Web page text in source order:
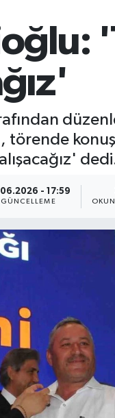
törende
- 17:59
GÜNCELLEME